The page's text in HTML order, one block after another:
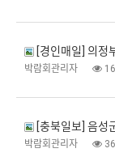
[경인매일] 의정
박람회관리자 16
[충북일보] 음성
박람회관리자 36